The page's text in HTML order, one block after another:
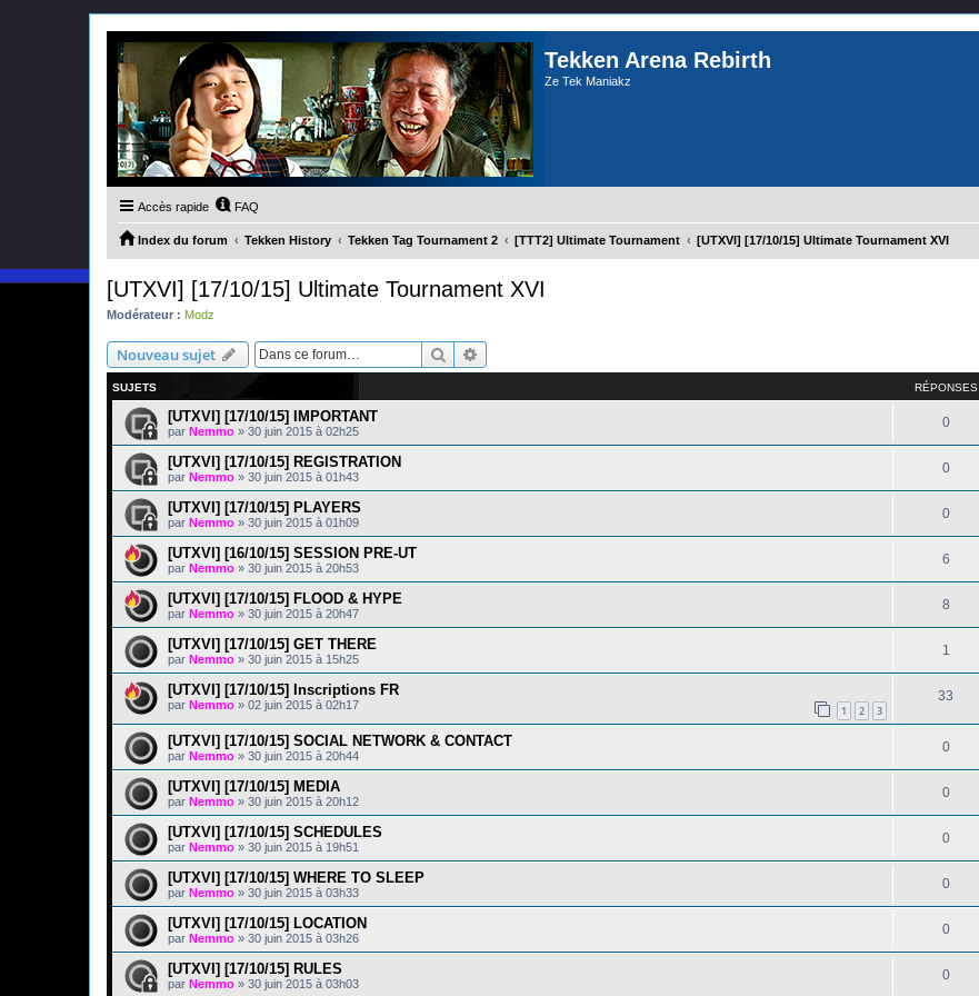
Tekken Arena Rebirth
Ze Tek Maniakz
Accès rapide FAQ
Index du forum Tekken History Tekken Tag Tournament 2 [TTT2] Ultimate Tournament [UTXVI] [17/10/15] Ultimate Tournament XVI
[UTXVI] [17/10/15] Ultimate Tournament XVI
Modérateur : Modz
Nouveau sujet Rechercher
SUJETS RÉPONSES
[UTXVI] [17/10/15] IMPORTANT
par Nemmo » 30 juin 2015 à 02h25
0
[UTXVI] [17/10/15] REGISTRATION
par Nemmo » 30 juin 2015 à 01h43
0
[UTXVI] [17/10/15] PLAYERS
par Nemmo » 30 juin 2015 à 01h09
0
[UTXVI] [16/10/15] SESSION PRE-UT
par Nemmo » 30 juin 2015 à 20h53
6
[UTXVI] [17/10/15] FLOOD & HYPE
par Nemmo » 30 juin 2015 à 20h47
8
[UTXVI] [17/10/15] GET THERE
par Nemmo » 30 juin 2015 à 15h25
1
[UTXVI] [17/10/15] Inscriptions FR
par Nemmo » 02 juin 2015 à 02h17 1 2 3
33
[UTXVI] [17/10/15] SOCIAL NETWORK & CONTACT
par Nemmo » 30 juin 2015 à 20h44
0
[UTXVI] [17/10/15] MEDIA
par Nemmo » 30 juin 2015 à 20h12
0
[UTXVI] [17/10/15] SCHEDULES
par Nemmo » 30 juin 2015 à 19h51
0
[UTXVI] [17/10/15] WHERE TO SLEEP
par Nemmo » 30 juin 2015 à 03h33
0
[UTXVI] [17/10/15] LOCATION
par Nemmo » 30 juin 2015 à 03h26
0
[UTXVI] [17/10/15] RULES
par Nemmo » 30 juin 2015 à 03h03
0